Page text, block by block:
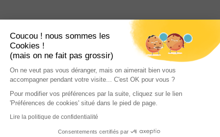
Coucou ! nous sommes les
Cookies !
(mais on ne fait pas grossir)
On ne veut pas vous déranger, mais on aimerait bien vous
accompagner pendant votre visite... C'est OK pour vous ?
Pour modifier vos préférences par la suite, cliquez sur le lien
'Préférences de cookies' situé dans le pied de page.
Lire la politique de confidentialité
Consentements certifiés par